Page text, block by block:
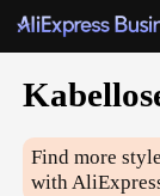
Find more
with